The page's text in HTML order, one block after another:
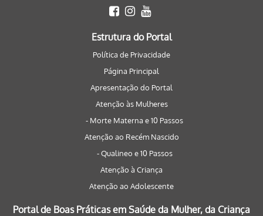
Estrutura do Portal
Política de Privacidade
Página Principal
Apresentação do Portal
Atenção às Mulheres
- Morte Materna e 10 Passos
Atenção ao Recém Nascido
- Qualineo e 10 Passos
Atenção à Criança
Atenção ao Adolescente
Portal de Boas Práticas em Saúde da Mulher, da Criança